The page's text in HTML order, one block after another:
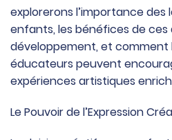
explorerons l’importance des
enfants, les bénéfices de
développement, et comment
éducateurs peuvent
expériences artistiques
Le Pouvoir de l’Expression